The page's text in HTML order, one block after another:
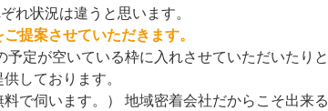
れ状況は違うと思います。
提案させていただきます。
定が空いている枠に入れさせていただいたりと
しております。
で伺います。） 地域密着会社だからこそ出来る